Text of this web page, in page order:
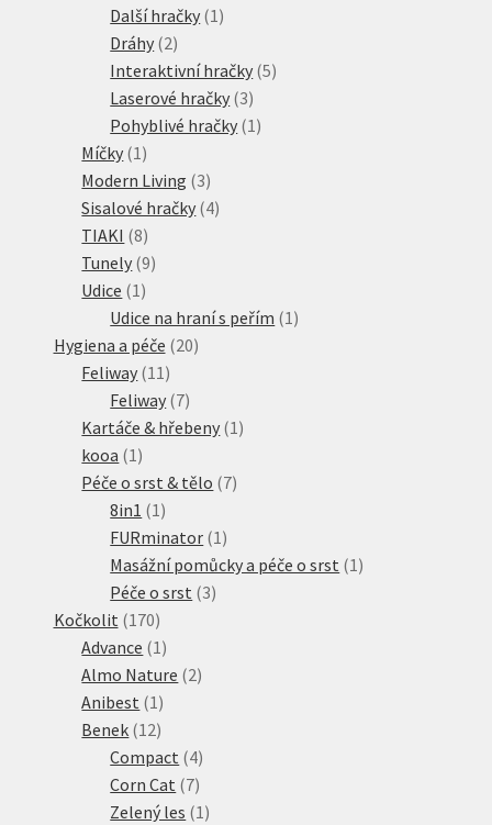
produkty
Další hračky 1 1
Dráhy 22
produkty
Interaktivní hračky 55
Laserové hračky 33
produkty
Pohyblivé hračky 1 1
Míčky 1 1
produkt
Modern Living 33
produkty
Sisalové hračky 44
TIAKI 88
produktů
Tunely 99
Udice 1 1
produkt
Udice na hraní s peřím 1 1
Hygiena a péče 2020
Feliway 11 11
produktů
Feliway 77
produktů
Kartáče & hřebeny 1 1
kooa 1 1
produkt
Péče o srst & tělo 77
8in1 1 1
produkt
FURminator 1 1
produkt
Masážní pomůcky a péče o srst 1 1
Péče o srst 33
Kočkolit 170170
produktů
Advance 1 1
produkt
Almo Nature 22
Anibest 1 1
produkt
Benek 1212
produktů
Compact 44
produkty
Corn Cat 77
produktů
Zelený les 1 1